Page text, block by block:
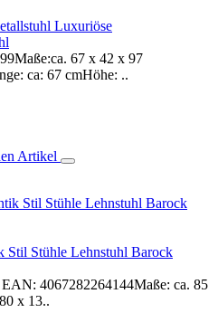
Luxuriöse
67 x 42 x 97
ca: 67 cmHöhe: ..
Artikel
Stil Stühle Lehnstuhl Barock
4067282264144Maße: ca. 85
x 13..